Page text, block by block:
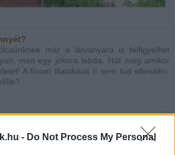
- Do Not Process My Personal
már a látványára is felfigyelhet
mint egy jókora labda. Hát még amikor
A finom illatoknak ő sem tud ellenállni.